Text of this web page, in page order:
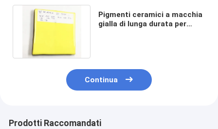
Pigmenti ceramici a macchia
gialla di lunga durata per
Continua
Prodotti Raccomandati